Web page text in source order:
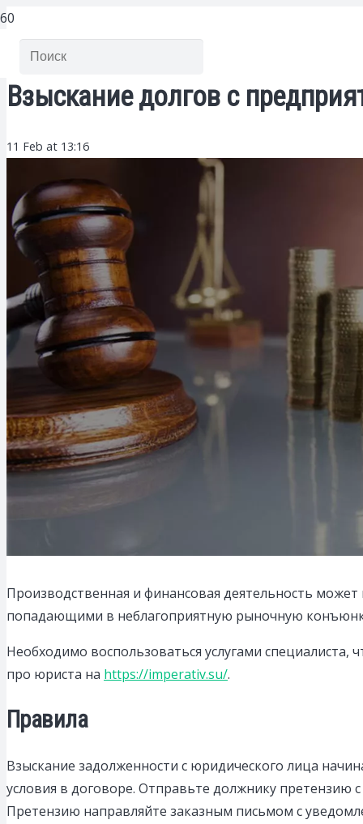
Взыскание долгов с
11 Feb at 13:16
Производственная и финансовая деятельность
попадающими в неблагоприятную рыночную
Необходимо воспользоваться услугами
про юриста на https://imperativ.su/.
Правила
Взыскание задолженности с юридического лица
условия в договоре. Отправьте должнику претензию
Претензию направляйте заказным письмом с